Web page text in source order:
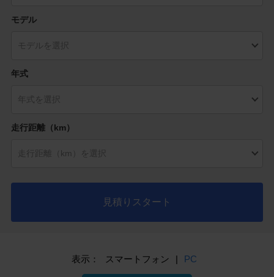
モデル
年式
走行距離（km）
見積りスタート
表示： スマートフォン | PC